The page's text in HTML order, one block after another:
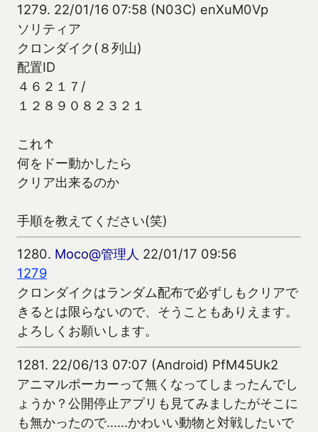
1279. 22/01/16 07:58 (N03C) enXuM0Vp
ソリティア
クロンダイク(８列山)
配置ID
４６２１７/
１２８９０８２３２１
これ↑
何をドー動かしたら
クリア出来るのか
手順を教えてください(笑)
1280. Moco@管理人 22/01/17 09:56
1279
クロンダイクはランダム配布で必ずしもクリアで
きるとは限らないので、そうこともありえます。
よろしくお願いします。
1281. 22/06/13 07:07 (Android) PfM45Uk2
アニマルポーカーって無くなってしまったんでし
ょうか？公開停止アプリも見てみましたがそこに
も無かったので……かわいい動物と対戦したいで